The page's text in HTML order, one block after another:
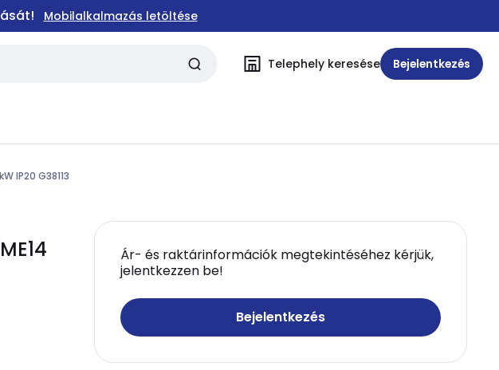
Mobilalkalmazás letöltése
Telephely keresése Bejelentkezés
IP20 G38113
Ár- és raktárinformációk megtekintéséhez kérjük,
jelentkezzen be!
Bejelentkezés